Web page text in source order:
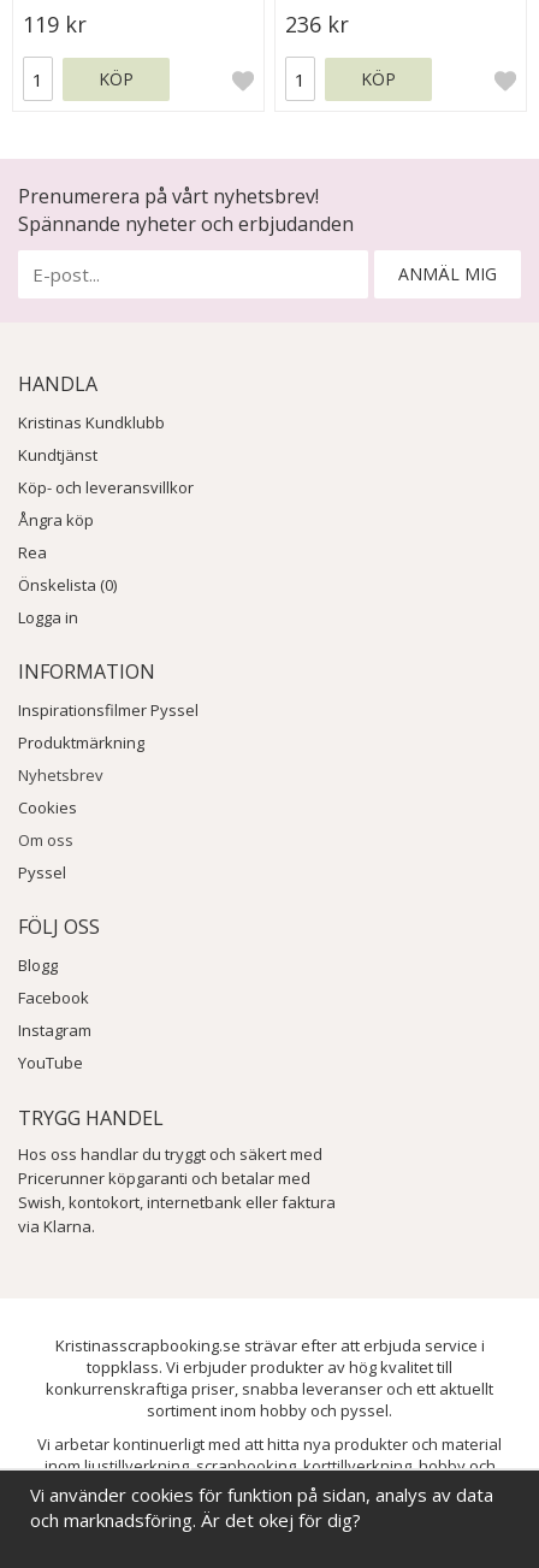
119 kr
KÖP
236 kr
KÖP
Prenumerera på vårt nyhetsbrev!
Spännande nyheter och erbjudanden
ANMÄL MIG
HANDLA
Kristinas Kundklubb
Kundtjänst
Köp- och leveransvillkor
Ångra köp
Rea
Önskelista (0)
Logga in
INFORMATION
Inspirationsfilmer Pyssel
Produktmärkning
Nyhetsbrev
Cookies
Om oss
Pyssel
FÖLJ OSS
Blogg
Facebook
Instagram
YouTube
TRYGG HANDEL
Hos oss handlar du tryggt och säkert med
Pricerunner köpgaranti och betalar med
Swish, kontokort, internetbank eller faktura
via Klarna.
Kristinasscrapbooking.se strävar efter att erbjuda service i
toppklass. Vi erbjuder produkter av hög kvalitet till
konkurrenskraftiga priser, snabba leveranser och ett aktuellt
sortiment inom hobby och pyssel.
Vi arbetar kontinuerligt med att hitta nya produkter och material
inom ljustillverkning, scrapbooking, korttillverkning, hobby och
pyssel. Målet är att bredda sortimentet och löpande förbättra och
utveckla vårt utbud, så att du alltid kan hitta det du behöver hos oss.
Vi använder cookies för funktion på sidan, analys av data
och marknadsföring. Är det okej för dig?